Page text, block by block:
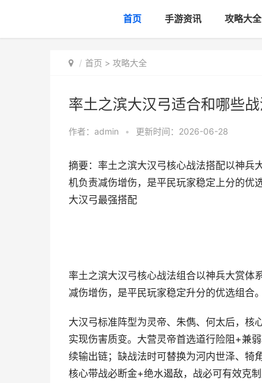
首页 手游资讯 攻略大全
首页 > 攻略大全
率土之滨大汉弓适合和哪些
作者： admin • 更新时间：2026-06-28
摘要：率土之滨大汉弓核心战法搭配以神兵
机负责减伤增伤，是平民玩家稳定上分的优
大汉弓最强搭配
率土之滨大汉弓核心战法组合以神兵大赏体
减伤增伤，是平民玩家稳定升分的优选组合。
大汉弓标准阵型为灵帝、朱儁、何太后，核
实现伤害质变。大营灵帝首选道行险阻+兼
续输出链；缺战法时可替换为河内世泽、犄
核心带战必断金+绝水遏敌，战必可有效克